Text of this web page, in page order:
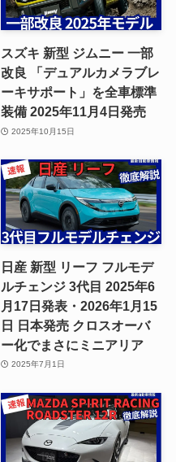
スズキ 新型 ジムニー 一部
改良 「デュアルカメラブレ
ーキサポート」を全車標準
装備 2025年11月4日発売
2025年10月15日
日産 新型 リーフ フルモデ
ルチェンジ 3代目 2025年6
月17日発表・2026年1月15
日 日本発売 クロスオーバ
ー化でまさにミニアリア
2025年7月1日